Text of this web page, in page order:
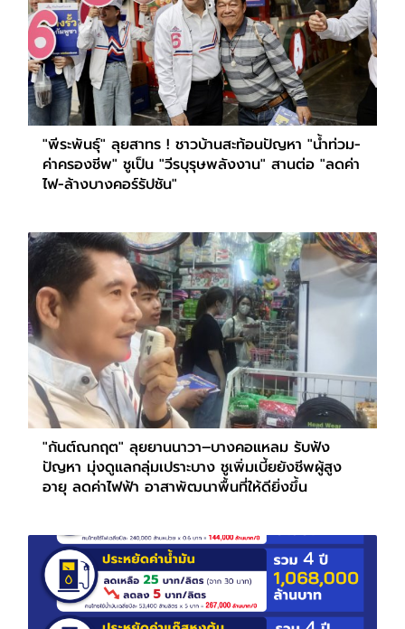
"พีระพันธุ์" ลุยสาทร ! ชาวบ้านสะท้อนปัญหา "น้ำท่วม-
ค่าครองชีพ" ชูเป็น "วีรบุรุษพลังงาน" สานต่อ "ลดค่า
ไฟ-ล้างบางคอร์รัปชัน"
"กันต์ณกฤต" ลุยยานนาวา–บางคอแหลม รับฟัง
ปัญหา มุ่งดูแลกลุ่มเปราะบาง ชูเพิ่มเบี้ยยังชีพผู้สูง
อายุ ลดค่าไฟฟ้า อาสาพัฒนาพื้นที่ให้ดียิ่งขึ้น